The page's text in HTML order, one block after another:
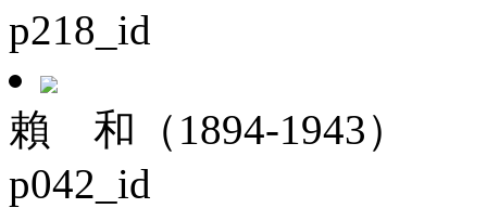
p218_id
賴 和（1894-1943）
p042_id